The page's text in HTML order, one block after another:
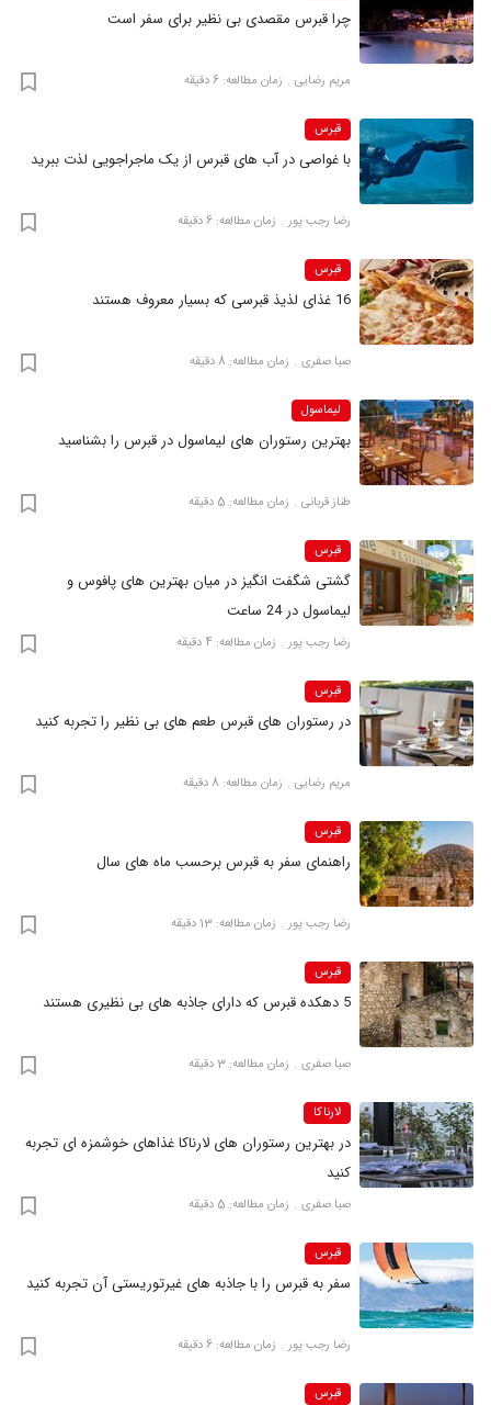
چرا قبرس مقصدی بی نظیر برای سفر است
مریم رضایی زمان مطالعه: 6 دقیقه
قبرس
با غواصی در آب‌ های قبرس از یک ماجراجویی لذت ببرید
رضا‍ رجب پور زمان مطالعه: 6 دقیقه
قبرس
16 غذای لذیذ قبرسی که بسیار معروف هستند
صبا صفری زمان مطالعه: 8 دقیقه
لیماسول
بهترین رستوران های لیماسول در قبرس را بشناسید
طناز قربانی زمان مطالعه: 5 دقیقه
قبرس
گشتی شگفت‌ انگیز در میان بهترین‌ های پافوس و
لیماسول در 24 ساعت
رضا‍ رجب پور زمان مطالعه: 4 دقیقه
قبرس
در رستوران‌ های قبرس طعم های بی نظیر را تجربه کنید
مریم رضایی زمان مطالعه: 8 دقیقه
قبرس
راهنمای سفر به قبرس برحسب ماه های سال
رضا‍ رجب پور زمان مطالعه: 13 دقیقه
قبرس
5 دهکده قبرس که دارای جاذبه های بی نظیری هستند
صبا صفری زمان مطالعه: 3 دقیقه
لارناکا
در بهترین رستوران های لارناکا غذاهای خوشمزه ای تجربه
کنید
صبا صفری زمان مطالعه: 5 دقیقه
قبرس
سفر به قبرس را با جاذبه های غیرتوریستی آن تجربه کنید
رضا‍ رجب پور زمان مطالعه: 6 دقیقه
قبرس